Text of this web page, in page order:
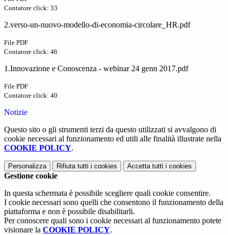
Contatore click: 33
2.verso-un-nuovo-modello-di-economia-circolare_HR.pdf
File PDF
Contatore click: 46
1.Innovazione e Conoscenza - webinar 24 genn 2017.pdf
File PDF
Contatore click: 40
Notizie
Questo sito o gli strumenti terzi da questo utilizzati si avvalgono di
cookie necessari al funzionamento ed utili alle finalità illustrate nella
COOKIE POLICY.
Personalizza Rifiuta tutti i cookies Accetta tutti i cookies
Gestione cookie
In questa schermata è possibile scegliere quali cookie consentire.
I cookie necessari sono quelli che consentono il funzionamento della
piattaforma e non è possibile disabilitarli.
Per conoscere quali sono i cookie necessari al funzionamento potete
visionare la COOKIE POLICY.